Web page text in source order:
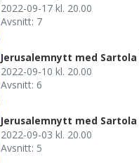
2022-09-17 kl. 20.00
Avsnitt: 7
Jerusalemnytt med Sartola
2022-09-10 kl. 20.00
Avsnitt: 6
Jerusalemnytt med Sartola
2022-09-03 kl. 20.00
Avsnitt: 5